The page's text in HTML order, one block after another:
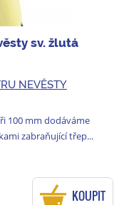
sv. žlutá
NEVĚSTY
100 mm dodáváme
zabraňující třep...
KOUPIT